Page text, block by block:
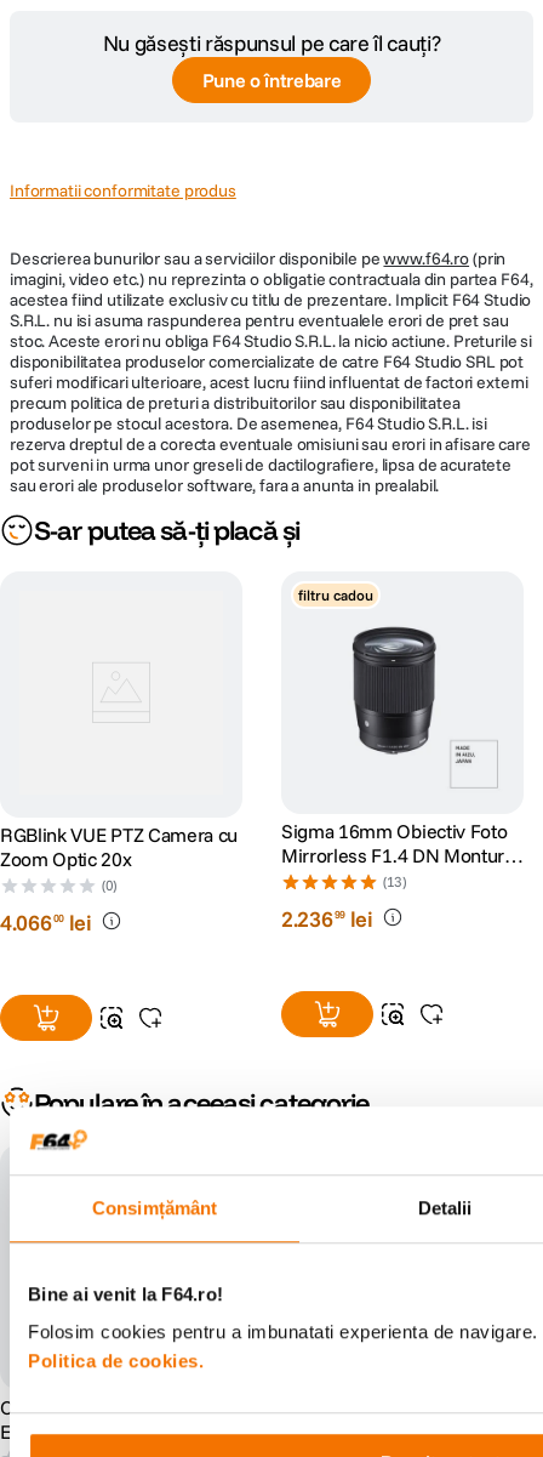
Consimțământ Detalii
Bine ai venit la F64.ro!
Folosim cookies pentru a imbunatati experienta de
Politica de cookies.
Nu găsești răspunsul pe care îl cauți?
Pune o întrebare
Informatii conformitate produs
Descrierea bunurilor sau a serviciilor disponibile pewww.f64.ro(prin
imagini, video etc.) nu reprezinta o obligatie contractuala din partea F64,
acestea fiind utilizate exclusiv cu titlu de prezentare. Implicit F64 Studio
S.R.L. nu isi asuma raspunderea pentru eventualele erori de pret sau
stoc. Aceste erori nu obliga F64 Studio S.R.L. la nicio actiune. Preturile si
disponibilitatea produselor comercializate de catre F64 Studio SRL pot
suferi modificari ulterioare, acest lucru fiind influentat de factori externi
precum politica de preturi a distribuitorilor sau disponibilitatea
produselor pe stocul acestora. De asemenea, F64 Studio S.R.L. isi
rezerva dreptul de a corecta eventuale omisiuni sau erori in afisare care
pot surveni in urma unor greseli de dactilografiere, lipsa de acuratete
sau erori ale produselor software, fara a anunta in prealabil.
S-ar putea să-ți placă și
RGBlink VUE PTZ Camera cu
Zoom Optic 20x
(0)
4.06600 lei
filtru cadou
Sigma 16mm Obiectiv Foto
Mirrorless F1.4 DN Montura
MFT
(13)
2.23699 lei
Populare în aceeași categorie
OM System M.Zuiko Digital
ED 12-100mm F4.0 IS PRO
OM System 40-150mm F2.8
Pro Obiectiv Foto Mirrorless